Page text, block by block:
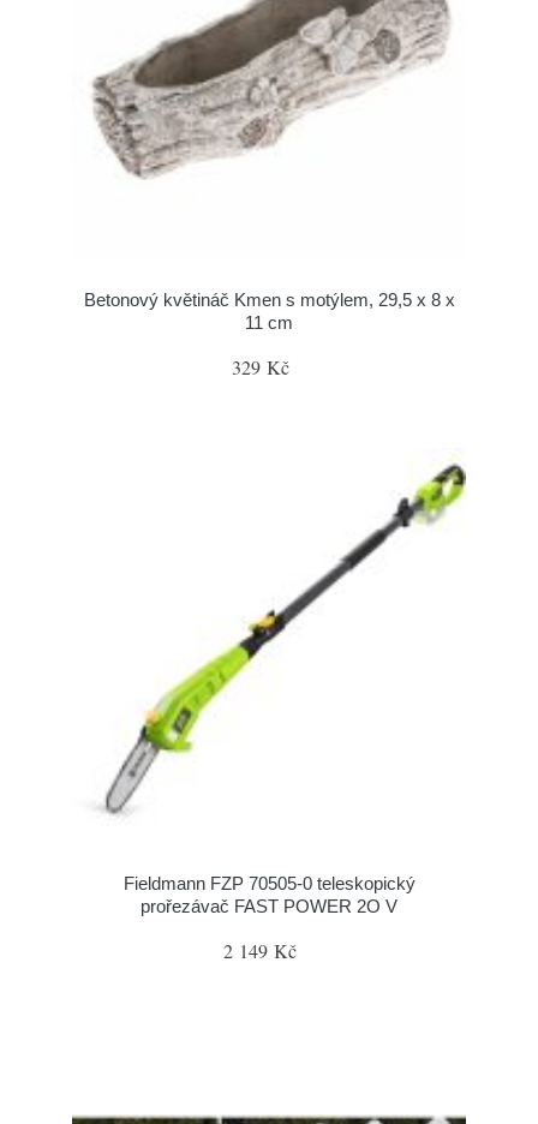
Betonový květináč Kmen s motýlem, 29,5 x 8 x
11 cm
329 Kč
Fieldmann FZP 70505-0 teleskopický
prořezávač FAST POWER 2O V
2 149 Kč